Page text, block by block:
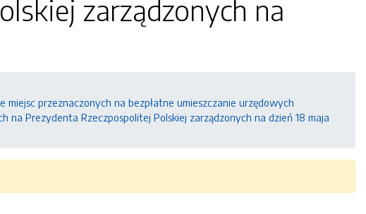
zarządzonych na
przeznaczonych na bezpłatne umieszczanie urzędowych
Prezydenta Rzeczpospolitej Polskiej zarządzonych na dzień 18 maja